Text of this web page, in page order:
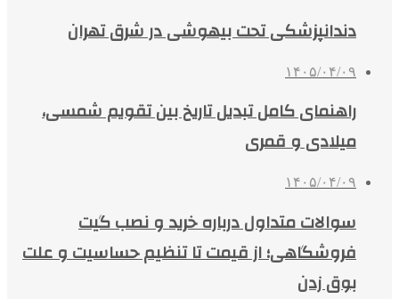
دندانپزشکی تحت بیهوشی در شرق تهران
۱۴۰۵/۰۴/۰۹
راهنمای کامل تبدیل تاریخ بین تقویم شمسی،
میلادی و قمری
۱۴۰۵/۰۴/۰۹
سوالات متداول درباره خرید و نصب گیت
فروشگاهی؛ از قیمت تا تنظیم حساسیت و علت
بوق زدن